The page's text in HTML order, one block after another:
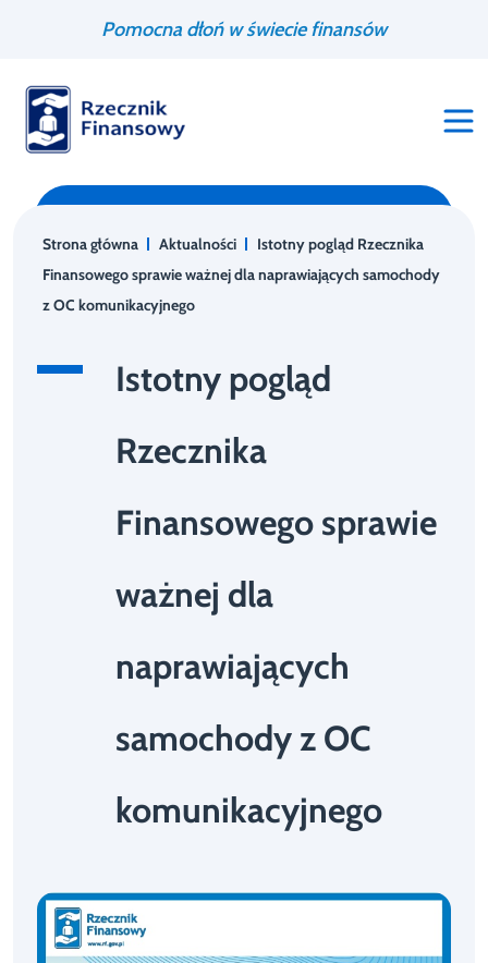
Pomocna dłoń w świecie finansów
Strona główna Aktualności
Istotny pogląd Rzecznika
Finansowego sprawie ważnej dla naprawiających samochody
z OC komunikacyjnego
Istotny pogląd
Rzecznika
Finansowego sprawie
ważnej dla
naprawiających
samochody z OC
komunikacyjnego